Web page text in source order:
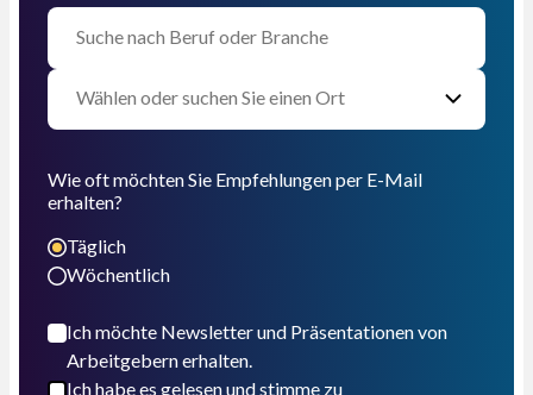
Wie oft möchten Sie Empfehlungen per E-Mail
erhalten?
Täglich
Wöchentlich
Ich möchte Newsletter und Präsentationen von
Arbeitgebern erhalten.
Ich habe es gelesen und stimme zu